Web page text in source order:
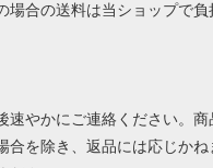
場合の送料は当ショップで負
速やかにご連絡ください。商
合を除き、返品には応じかね